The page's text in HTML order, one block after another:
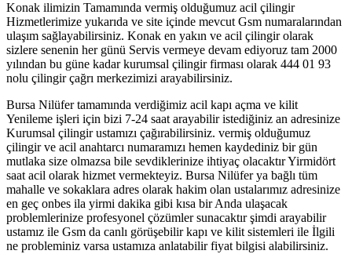
Konak ilimizin Tamamında vermiş olduğumuz acil çilingir
Hizmetlerimize yukarıda ve site içinde mevcut Gsm numaralarından
ulaşım sağlayabilirsiniz. Konak en yakın ve acil çilingir olarak
sizlere senenin her günü Servis vermeye devam ediyoruz tam 2000
yılından bu güne kadar kurumsal çilingir firması olarak 444 01 93
nolu çilingir çağrı merkezimizi arayabilirsiniz.
Bursa Nilüfer tamamında verdiğimiz acil kapı açma ve kilit
Yenileme işleri için bizi 7-24 saat arayabilir istediğiniz an adresinize
Kurumsal çilingir ustamızı çağırabilirsiniz. vermiş olduğumuz
çilingir ve acil anahtarcı numaramızı hemen kaydediniz bir gün
mutlaka size olmazsa bile sevdiklerinize ihtiyaç olacaktır Yirmidört
saat acil olarak hizmet vermekteyiz. Bursa Nilüfer ya bağlı tüm
mahalle ve sokaklara adres olarak hakim olan ustalarımız adresinize
en geç onbes ila yirmi dakika gibi kısa bir Anda ulaşacak
problemlerinize profesyonel çözümler sunacaktır şimdi arayabilir
ustamız ile Gsm da canlı görüşebilir kapı ve kilit sistemleri ile İlgili
ne probleminiz varsa ustamıza anlatabilir fiyat bilgisi alabilirsiniz.